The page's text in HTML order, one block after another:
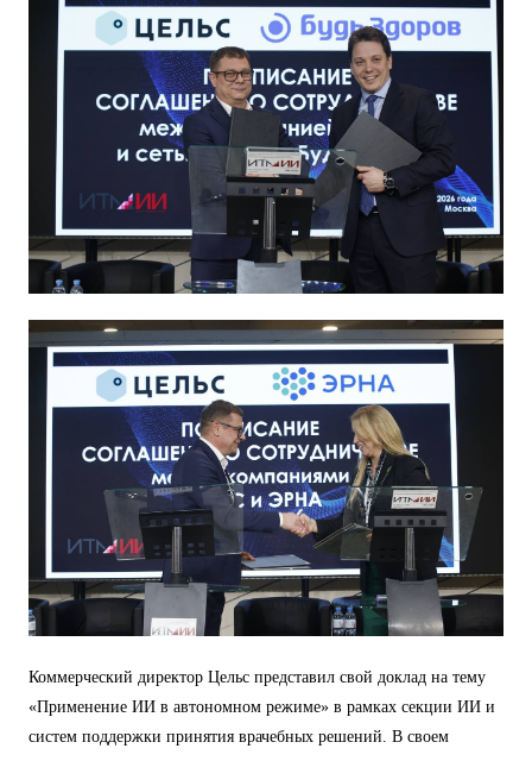
Коммерческий директор Цельс представил свой доклад на тему
«Применение ИИ в автономном режиме» в рамках секции ИИ и
систем поддержки принятия врачебных решений. В своем